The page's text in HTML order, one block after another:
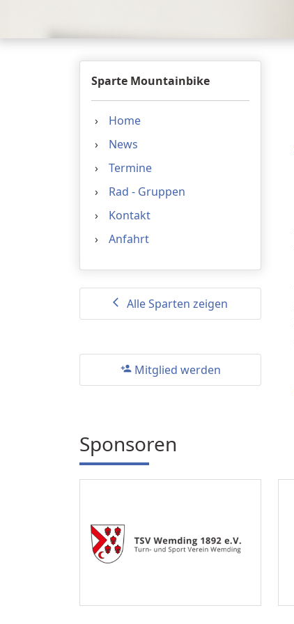
Sparte Mountainbike
Home
News
Termine
Rad - Gruppen
Kontakt
Anfahrt
arrow_back_ios Alle Sparten zeigen
person_addMitglied werden
Sponsoren